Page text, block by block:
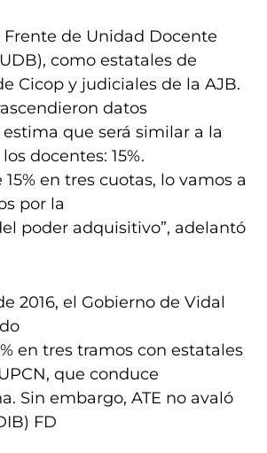
de Unidad Docente
como estatales de
Cicop y judiciales de la AJB.
datos
que será similar a la
docentes: 15%.
15% en tres cuotas, lo vamos a
por la
poder adquisitivo”, adelantó
2016, el Gobierno de Vidal
en tres tramos con estatales
que conduce
Sin embargo, ATE no avaló
FD